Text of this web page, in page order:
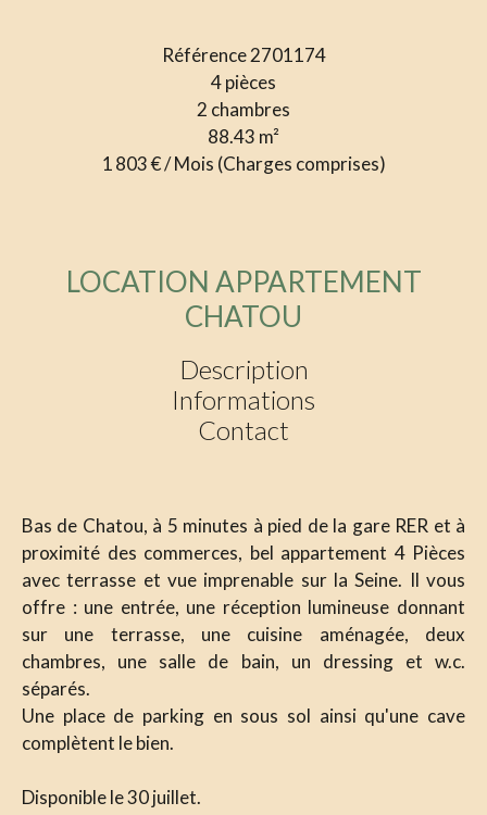
Référence2701174
4 pièces
2 chambres
88.43 m²
1 803 € / Mois (Charges comprises)
LOCATION APPARTEMENT
CHATOU
Description
Informations
Contact
Bas de Chatou, à 5 minutes à pied de la gare RER et à
proximité des commerces, bel appartement 4 Pièces
avec terrasse et vue imprenable sur la Seine. Il vous
offre : une entrée, une réception lumineuse donnant
sur une terrasse, une cuisine aménagée, deux
chambres, une salle de bain, un dressing et w.c.
séparés.
Une place de parking en sous sol ainsi qu'une cave
complètent le bien.
Disponible le 30 juillet.